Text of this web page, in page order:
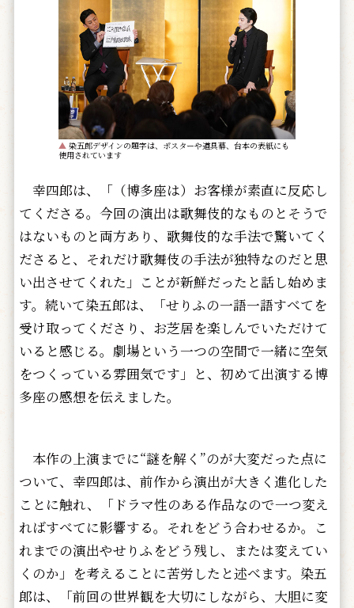
▲ 染五郎デザインの題字は、ポスターや道具幕、台本の表紙にも
使用されています
幸四郎は、「（博多座は）お客様が素直に反応し
てくださる。今回の演出は歌舞伎的なものとそうで
はないものと両方あり、歌舞伎的な手法で驚いてく
ださると、それだけ歌舞伎の手法が独特なのだと思
い出させてくれた」ことが新鮮だったと話し始めま
す。続いて染五郎は、「せりふの一語一語すべてを
受け取ってくださり、お芝居を楽しんでいただけて
いると感じる。劇場という一つの空間で一緒に空気
をつくっている雰囲気です」と、初めて出演する博
多座の感想を伝えました。
本作の上演までに“謎を解く”のが大変だった点に
ついて、幸四郎は、前作から演出が大きく進化した
ことに触れ、「ドラマ性のある作品なので一つ変え
ればすべてに影響する。それをどう合わせるか。こ
れまでの演出やせりふをどう残し、または変えてい
くのか」を考えることに苦労したと述べます。染五
郎は、「前回の世界観を大切にしながら、大胆に変